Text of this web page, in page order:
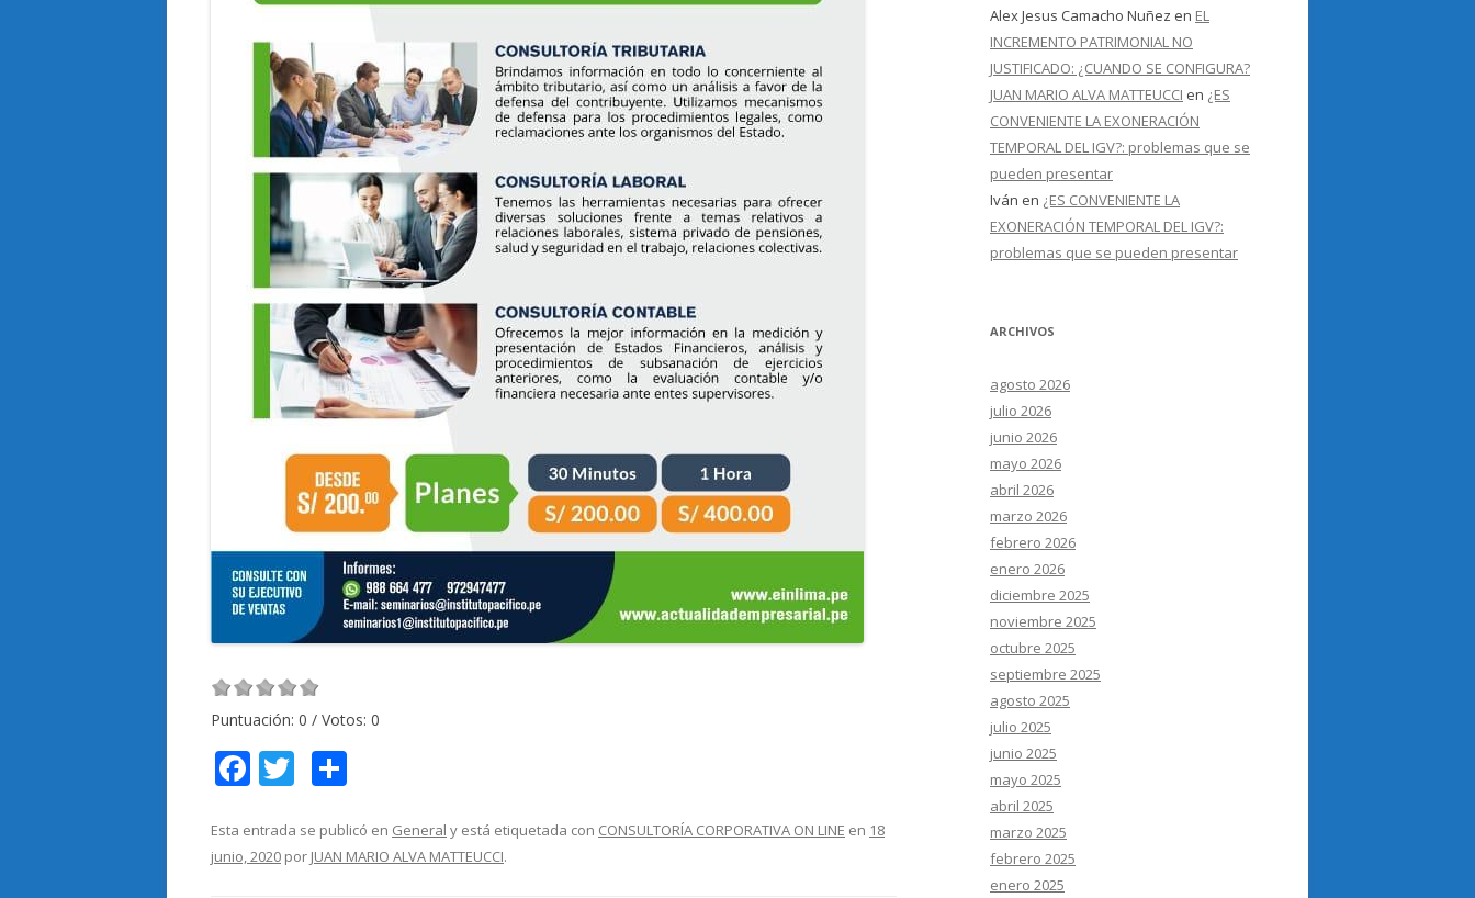
Puntuación: 0 / Votos: 0
F
e
b
T
itt
er
m
p
Esta entrada se publicó en General y está etiquetada con CONSULTORÍA CORPORATIVA ON LINE en 18
junio, 2020 por JUAN MARIO ALVA MATTEUCCI.
Alex Jesus Camacho Nuñez en EL
INCREMENTO PATRIMONIAL NO
JUSTIFICADO: ¿CUANDO SE CONFIGURA?
JUAN MARIO ALVA MATTEUCCI en ¿ES
CONVENIENTE LA EXONERACIÓN
TEMPORAL DEL IGV?: problemas que se
pueden presentar
Iván en ¿ES CONVENIENTE LA
EXONERACIÓN TEMPORAL DEL IGV?:
problemas que se pueden presentar
ARCHIVOS
agosto 2026
julio 2026
junio 2026
mayo 2026
abril 2026
marzo 2026
febrero 2026
enero 2026
diciembre 2025
noviembre 2025
octubre 2025
septiembre 2025
agosto 2025
julio 2025
junio 2025
mayo 2025
abril 2025
marzo 2025
febrero 2025
enero 2025